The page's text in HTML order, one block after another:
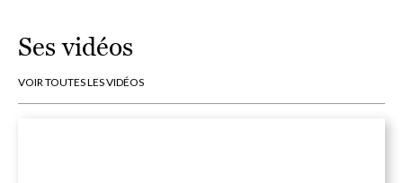
Ses vidéos
VOIR TOUTES LES VIDÉOS